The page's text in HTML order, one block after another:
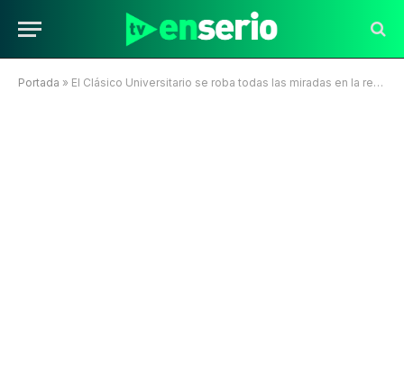
Portada » El Clásico Universitario se roba todas las miradas en la recta final del Campeonato Nacional por TNT Sports y Max